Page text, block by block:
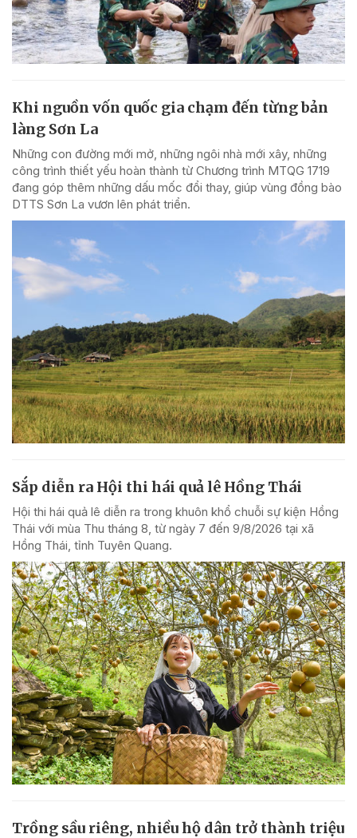
Khi nguồn vốn quốc gia chạm đến từng bản
làng Sơn La
Những con đường mới mở, những ngôi nhà mới xây, những
công trình thiết yếu hoàn thành từ Chương trình MTQG 1719
đang góp thêm những dấu mốc đổi thay, giúp vùng đồng bào
DTTS Sơn La vươn lên phát triển.
Sắp diễn ra Hội thi hái quả lê Hồng Thái
Hội thi hái quả lê diễn ra trong khuôn khổ chuỗi sự kiện Hồng
Thái với mùa Thu tháng 8, từ ngày 7 đến 9/8/2026 tại xã
Hồng Thái, tỉnh Tuyên Quang.
Trồng sầu riêng, nhiều hộ dân trở thành triệu